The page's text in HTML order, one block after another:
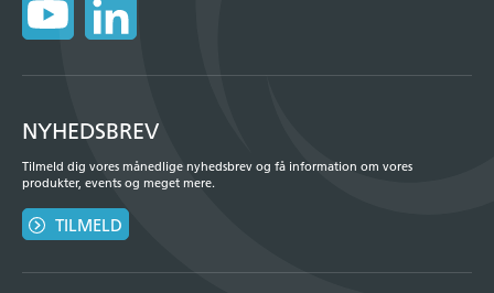
NYHEDSBREV
Tilmeld dig vores månedlige nyhedsbrev og få information om vores
produkter, events og meget mere.
TILMELD